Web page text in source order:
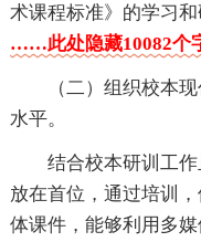
术课程标准》的学习
……此处隐藏10082
（二）组织校本
水平。
结合校本研训工
放在首位，通过培训
体课件，能够利用多